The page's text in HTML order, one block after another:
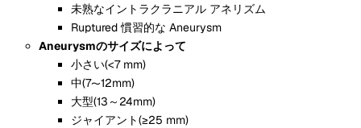
未熟なイントラクラニアル アネリズム
Ruptured 慣習的な Aneurysm
Aneurysmのサイズによって
小さい(<7 mm)
中(7〜12mm)
大型(13～24mm)
ジャイアント(≥25 mm)